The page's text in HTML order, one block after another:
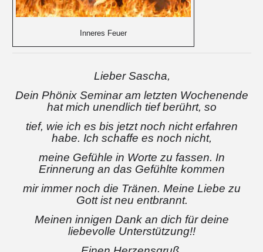
Inneres Feuer
Lieber Sascha,
Dein Phönix Seminar am letzten Wochenende
hat mich unendlich tief berührt, so
tief, wie ich es bis jetzt noch nicht erfahren
habe. Ich schaffe es noch nicht,
meine Gefühle in Worte zu fassen. In
Erinnerung an das Gefühlte kommen
mir immer noch die Tränen. Meine Liebe zu
Gott ist neu entbrannt.
Meinen innigen Dank an dich für deine
liebevolle Unterstützung!!